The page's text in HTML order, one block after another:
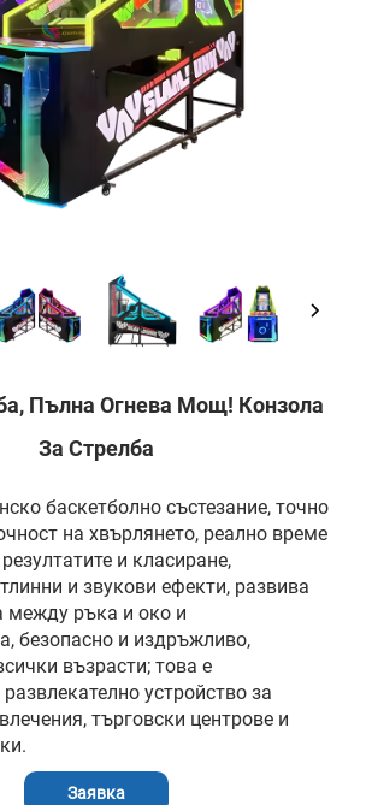
Пълна Огнева Мощ! Конзола
За Стрелба
баскетболно състезание, точно
на хвърлянето, реално време
и класиране,
и звукови ефекти, развива
между ръка и око и
безопасно и издръжливо,
възрасти; това е
устройство за
търговски центрове и
Заявка